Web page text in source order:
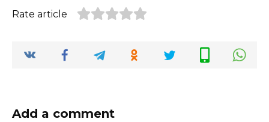
Rate article
Add a comment